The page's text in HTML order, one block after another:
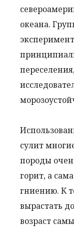
океана.
сулит
породы
горит, а
гниению. К
вырастать
возраст